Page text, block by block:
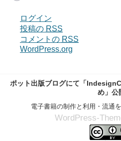
ログイン
投稿の RSS
コメントの RSS
WordPress.org
ポット出版ブログにて「
め」公
電子書籍の制作と利用・流通
WordPress-